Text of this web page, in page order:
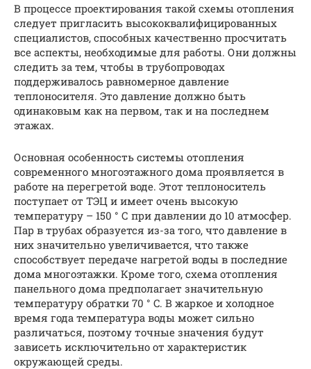
В процессе проектирования такой схемы отопления
следует пригласить высококвалифицированных
специалистов, способных качественно просчитать
все аспекты, необходимые для работы. Они должны
следить за тем, чтобы в трубопроводах
поддерживалось равномерное давление
теплоносителя. Это давление должно быть
одинаковым как на первом, так и на последнем
этажах.
Основная особенность системы отопления
современного многоэтажного дома проявляется в
работе на перегретой воде. Этот теплоноситель
поступает от ТЭЦ и имеет очень высокую
температуру – 150 ° С при давлении до 10 атмосфер.
Пар в трубах образуется из-за того, что давление в
них значительно увеличивается, что также
способствует передаче нагретой воды в последние
дома многоэтажки. Кроме того, схема отопления
панельного дома предполагает значительную
температуру обратки 70 ° C. В жаркое и холодное
время года температура воды может сильно
различаться, поэтому точные значения будут
зависеть исключительно от характеристик
окружающей среды.